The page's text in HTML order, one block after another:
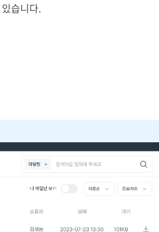
습니다.